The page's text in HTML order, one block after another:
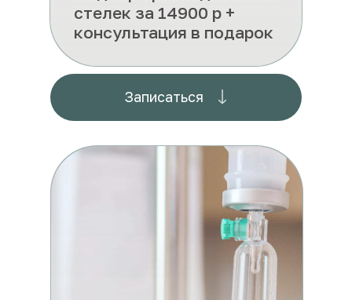
стелек за 14900 р +
консультация в подарок
Записаться